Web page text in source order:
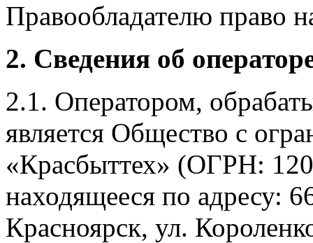
Правообладателю право
2. Сведения об
2.1. Оператором,
является Общество с
«Красбыттех» (ОГРН:
находящееся по адресу:
Красноярск, ул.